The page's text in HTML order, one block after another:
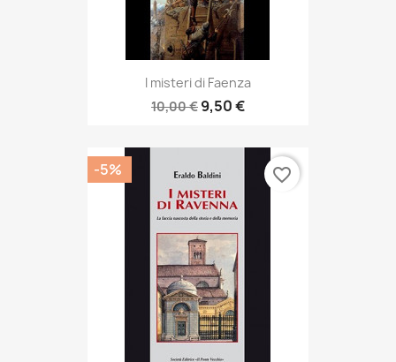
I misteri di Faenza
10,00 € 9,50 €
-5% favorite_border